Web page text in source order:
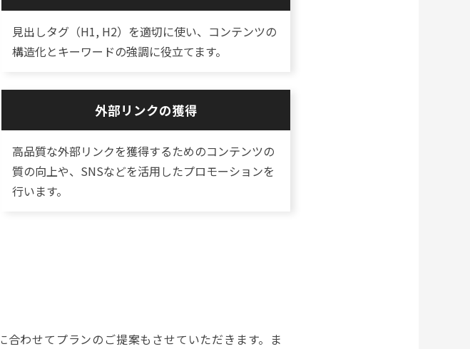
見出しタグ（H1, H2）を適切に使い、コンテンツの
構造化とキーワードの強調に役立てます。
外部リンクの獲得
高品質な外部リンクを獲得するためのコンテンツの
質の向上や、SNSなどを活用したプロモーションを
行います。
わせてプランのご提案もさせていただきます。ま